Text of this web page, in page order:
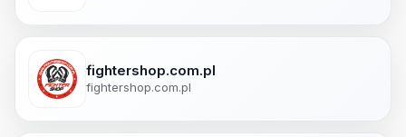
fightershop.com.pl
fightershop.com.pl